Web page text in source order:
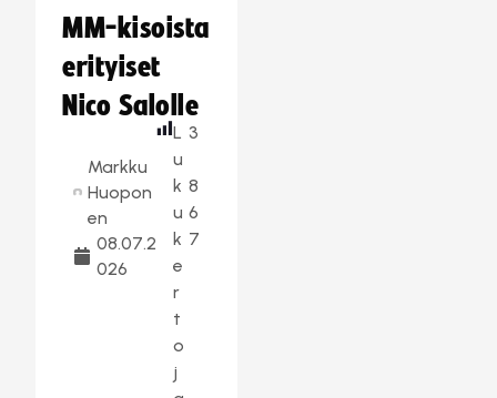
MM-kisoista
erityiset
Nico Salolle
Markku
Huopon
en
08.07.2
026
L
u
k
u
k
e
r
t
o
j
3
8
6
7